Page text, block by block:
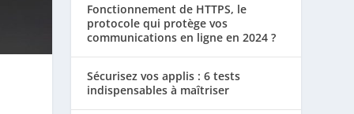
Fonctionnement de HTTPS, le
protocole qui protège vos
communications en ligne en 2024 ?
Sécurisez vos applis : 6 tests
indispensables à maîtriser